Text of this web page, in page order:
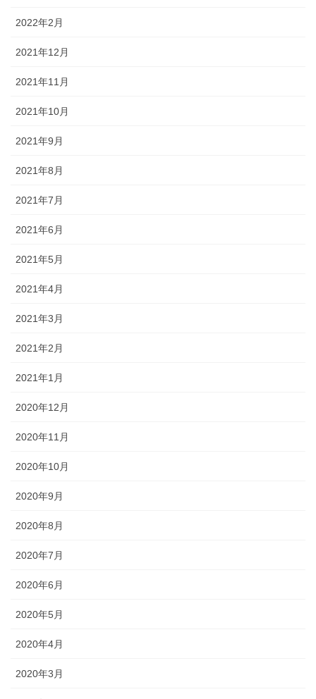
2022年2月
2021年12月
2021年11月
2021年10月
2021年9月
2021年8月
2021年7月
2021年6月
2021年5月
2021年4月
2021年3月
2021年2月
2021年1月
2020年12月
2020年11月
2020年10月
2020年9月
2020年8月
2020年7月
2020年6月
2020年5月
2020年4月
2020年3月